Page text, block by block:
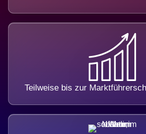
Teilweise bis zur